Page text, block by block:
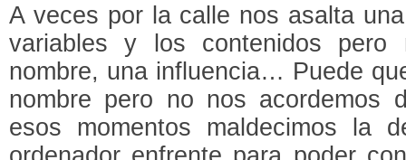
A veces por la calle nos asalta
variables y los contenidos
nombre, una influencia… Puede
nombre pero no nos acordemos
esos momentos maldecimos la